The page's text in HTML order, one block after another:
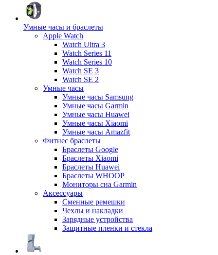
Умные часы и браслеты
Apple Watch
Watch Ultra 3
Watch Series 11
Watch Series 10
Watch SE 3
Watch SE 2
Умные часы
Умные часы Samsung
Умные часы Garmin
Умные часы Huawei
Умные часы Xiaomi
Умные часы Amazfit
Фитнес браслеты
Браслеты Google
Браслеты Xiaomi
Браслеты Huawei
Браслеты WHOOP
Мониторы сна Garmin
Аксессуары
Сменные ремешки
Чехлы и накладки
Зарядные устройства
Защитные пленки и стекла